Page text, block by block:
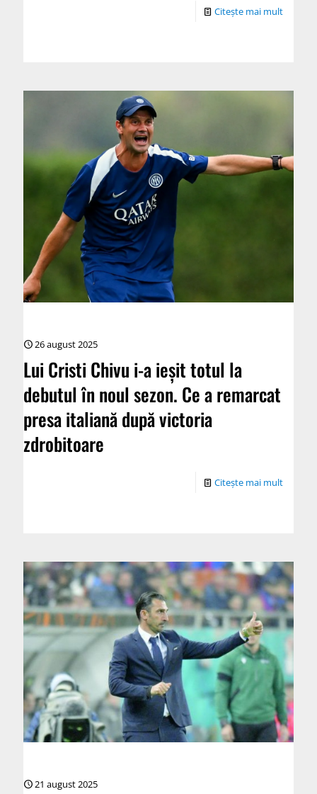
Citește mai mult
26 august 2025
Lui Cristi Chivu i-a ieșit totul la
debutul în noul sezon. Ce a remarcat
presa italiană după victoria
zdrobitoare
Citește mai mult
21 august 2025